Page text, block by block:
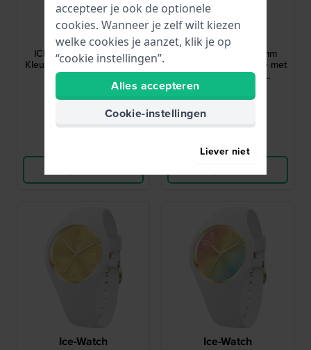
Ice-Watch
025257
ICE champagne 37 mm
Kleurrijk quartzhorloge met
siliconen kast en
geïntegreerde band
● Op voorraad
Ice-Watch
025251
ICE champagne 37 mm
Kleurrijk quartzhorloge met
siliconen kast en
geïntegreerde band
● Op voorraad
Vergelijk
Ice-Watch Ice-Watch
accepteer je ook de optionele
cookies. Wanneer je zelf wilt kiezen
welke cookies je aanzet, klik je op
“cookie instellingen”.
Alles accepteren
Cookie-instellingen
Liever niet